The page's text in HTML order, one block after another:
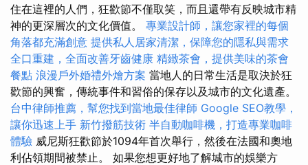
住在這裡的人們，狂歡節不僅取笑，而且還帶有反映城市精
神的更深層次的文化價值。 專業設計師，讓您家裡的每個
角落都充滿創意 提供私人居家清潔，保障您的隱私與需求
全口重建，全面改善牙齒健康 精緻茶會，提供美味的茶會
餐點 浪漫戶外婚禮外燴方案 當地人的日常生活是取決於狂
歡節的興奮，傳統事件和習俗的保存以及城市的文化遺產。
台中律師推薦，幫您找到當地最佳律師 Google SEO教學，
讓你迅速上手 新竹撥筋技術 半自動咖啡機，打造專業咖啡
體驗 威尼斯狂歡節於1094年首次舉行，然後在法國和奧地
利佔領期間被禁止。 如果您想更好地了解城市的娛樂方